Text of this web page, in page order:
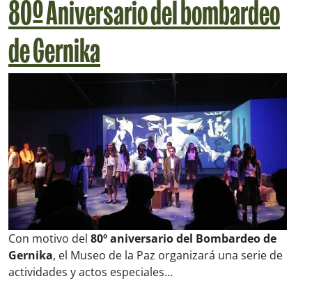
80º Aniversario del bombardeo
de Gernika
Con motivo del 80º aniversario del Bombardeo de
Gernika, el Museo de la Paz organizará una serie de
actividades y actos especiales…